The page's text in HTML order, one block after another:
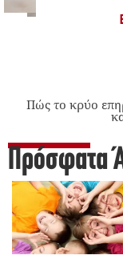
Πώς το κρύο
Πρόσφατα